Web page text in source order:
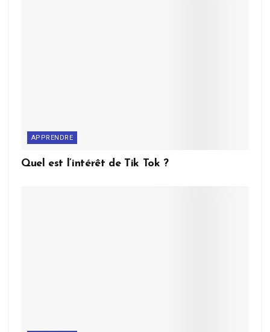
APPRENDRE
Quel est l’intérêt de Tik Tok ?